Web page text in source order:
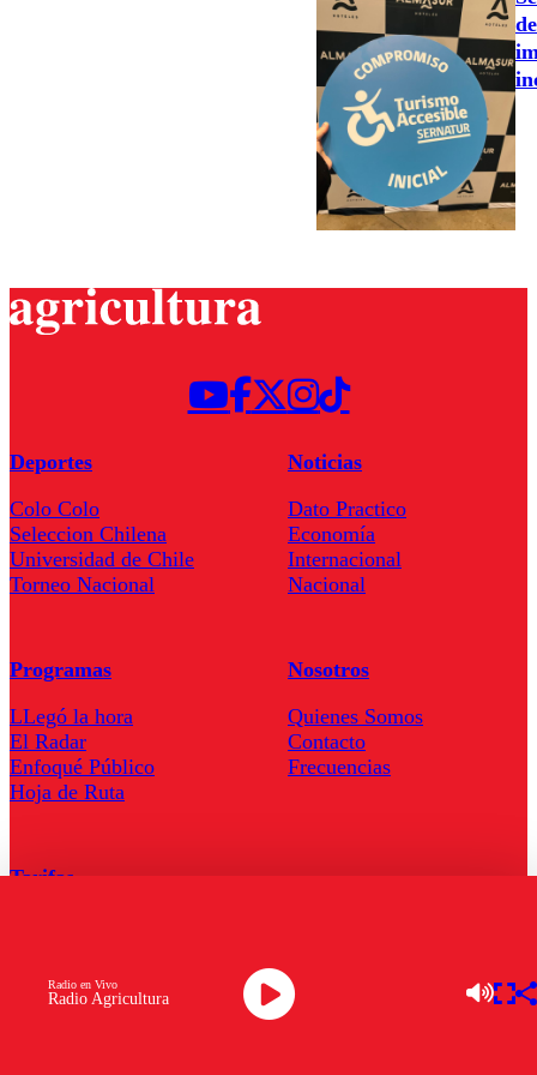
Radio Agricultura
Radio en Vivo
Deportes
Colo Colo
Seleccion Chilena
Universidad de Chile
Torneo Nacional
Noticias
Dato Practico
Economía
Internacional
Nacional
Programas
LLegó la hora
El Radar
Enfoqué Público
Hoja de Ruta
Nosotros
Quienes Somos
Contacto
Frecuencias
Tarifas